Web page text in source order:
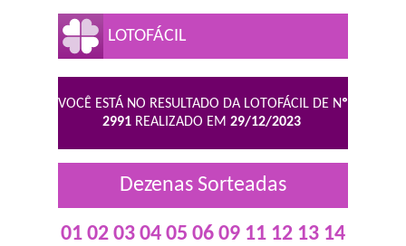
LOTOFÁCIL
VOCÊ ESTÁ NO RESULTADO DA LOTOFÁCIL DE Nº
2991 REALIZADO EM 29/12/2023
Dezenas Sorteadas
01 02 03 04 05 06 09 11 12 13 14